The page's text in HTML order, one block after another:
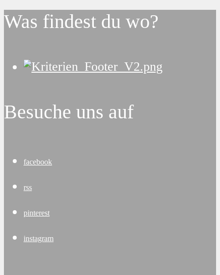
Was findest du wo?
Besuche uns auf
facebook
rss
pinterest
instagram